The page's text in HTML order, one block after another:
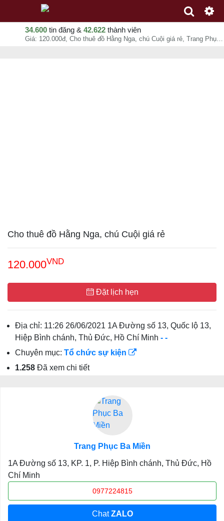
34.600 tin đăng & 42.622 thành viên
Giá: 120.000đ, Cho thuê đồ Hằng Nga, chú Cuội giá rẻ, Trang Phục Ba Miền, chuyên mục Tổ chức sự kiện tại - - 11-08-2026 02:56:41
Cho thuê đồ Hằng Nga, chú Cuội giá rẻ
120.000VND
Đặt lịch hẹn
Địa chỉ: 11:26 26/06/2021 1A Đường số 13, Quốc lộ 13,
Hiệp Bình chánh, Thủ Đức, Hồ Chí Minh - -
Chuyên mục: Tổ chức sự kiện
1.258 Đã xem chi tiết
Trang Phục Ba Miền
1A Đường số 13, KP. 1, P. Hiệp Bình chánh, Thủ Đức, Hồ
Chí Minh
0977224815
ChatZALO